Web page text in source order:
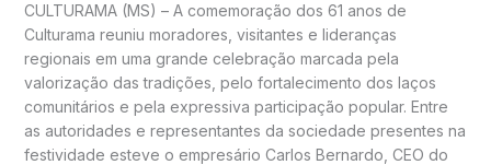
CULTURAMA (MS) – A comemoração dos 61 anos de
Culturama reuniu moradores, visitantes e lideranças
regionais em uma grande celebração marcada pela
valorização das tradições, pelo fortalecimento dos laços
comunitários e pela expressiva participação popular. Entre
as autoridades e representantes da sociedade presentes na
festividade esteve o empresário Carlos Bernardo, CEO do